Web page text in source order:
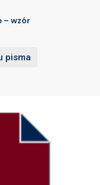
– wzór
pisma